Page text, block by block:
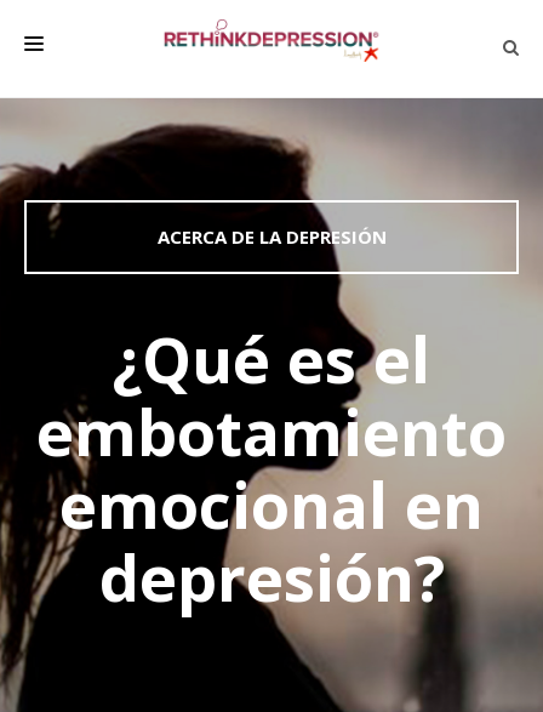
QUIÉNES SOMOS
ACERCA DE LA DEPRESIÓN
HABLAR CON LOS DEMÁS
EMPRESA
DEPRESSÃO SEM RODEIOS
ACERCA DE LA DEPRESIÓN
¿Qué es el
embotamiento
emocional en
depresión?